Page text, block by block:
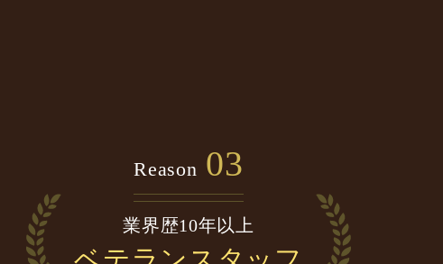
Reason 03
業界歴10年以上